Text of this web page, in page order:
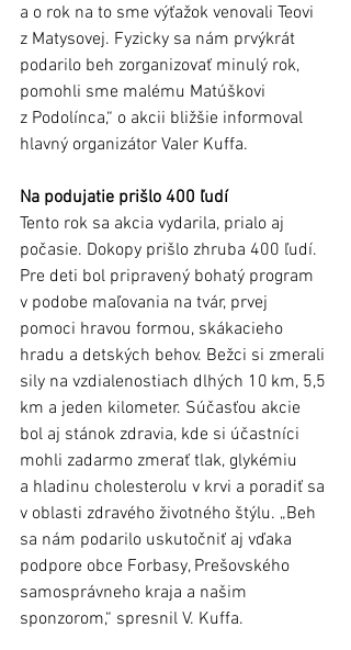
a o rok na to sme výťažok venovali Teovi
z Matysovej. Fyzicky sa nám prvýkrát
podarilo beh zorganizovať minulý rok,
pomohli sme malému Matúškovi
z Podolínca,“ o akcii bližšie informoval
hlavný organizátor Valer Kuffa.
Na podujatie prišlo 400 ľudí
Tento rok sa akcia vydarila, prialo aj
počasie. Dokopy prišlo zhruba 400 ľudí.
Pre deti bol pripravený bohatý program
v podobe maľovania na tvár, prvej
pomoci hravou formou, skákacieho
hradu a detských behov. Bežci si zmerali
sily na vzdialenostiach dlhých 10 km, 5,5
km a jeden kilometer. Súčasťou akcie
bol aj stánok zdravia, kde si účastníci
mohli zadarmo zmerať tlak, glykémiu
a hladinu cholesterolu v krvi a poradiť sa
v oblasti zdravého životného štýlu. „Beh
sa nám podarilo uskutočniť aj vďaka
podpore obce Forbasy, Prešovského
samosprávneho kraja a našim
sponzorom,“ spresnil V. Kuffa.